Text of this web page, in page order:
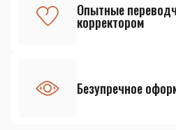
Опытные
корректором
Безупречное